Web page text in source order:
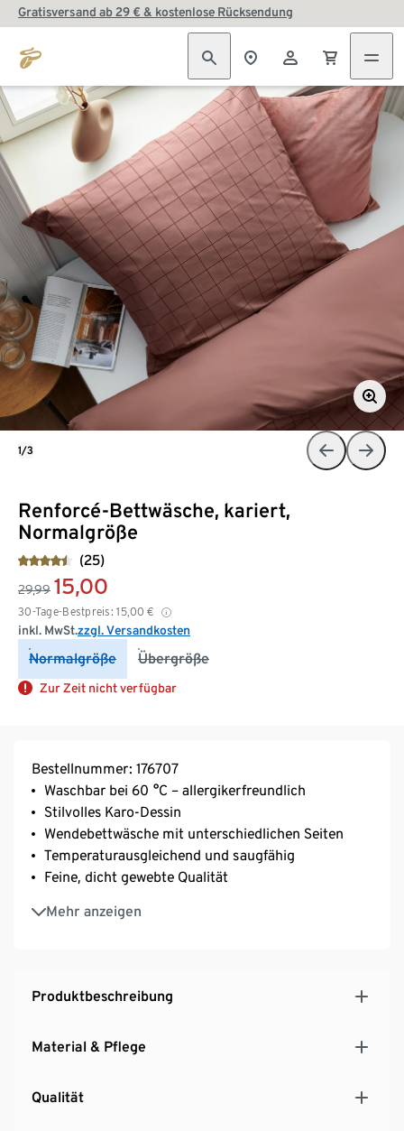
Gratisversand ab 29 € & kostenlose Rücksendung
Renforcé-Bettwäsche, kariert,
Normalgröße
(25)
29,99 15,00
30-Tage-Bestpreis: 15,00 €
inkl. MwSt.zzgl. Versandkosten
Normalgröße Übergröße
Zur Zeit nicht verfügbar
1/3
Bestellnummer: 176707
Waschbar bei 60 °C – allergikerfreundlich
Stilvolles Karo-Dessin
Wendebettwäsche mit unterschiedlichen Seiten
Temperaturausgleichend und saugfähig
Feine, dicht gewebte Qualität
Mehr anzeigen
Schnelles Beziehen mit Reißverschluss
Produktbeschreibung
Material & Pflege
Qualität